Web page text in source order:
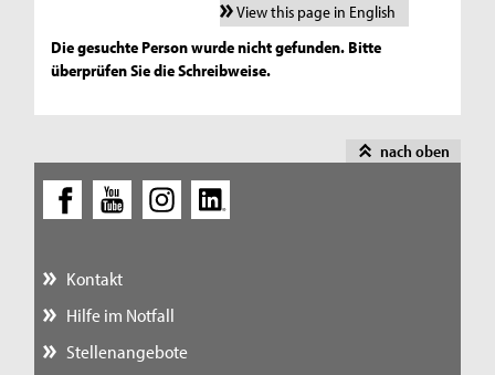
View this page in English
Die gesuchte Person wurde nicht gefunden. Bitte
überprüfen Sie die Schreibweise.
nach oben
Kontakt
Hilfe im Notfall
Stellenangebote